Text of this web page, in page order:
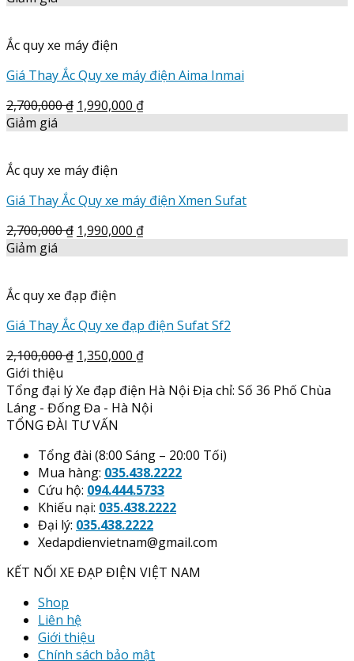
Ắc quy xe máy điện
Giá Thay Ắc Quy xe máy điện Aima Inmai
2,700,000₫ 1,990,000 ₫
Giảm giá
Ắc quy xe máy điện
Giá Thay Ắc Quy xe máy điện Xmen Sufat
2,700,000₫ 1,990,000 ₫
Giảm giá
Ắc quy xe đạp điện
Giá Thay Ắc Quy xe đạp điện Sufat Sf2
2,100,000₫ 1,350,000 ₫
Giới thiệu
Tổng đại lý Xe đạp điện Hà Nội Địa chỉ: Số 36 Phố Chùa
Láng - Đống Đa - Hà Nội
TỔNG ĐÀI TƯ VẤN
Tổng đài (8:00 Sáng – 20:00 Tối)
Mua hàng: 035.438.2222
Cứu hộ: 094.444.5733
Khiếu nại: 035.438.2222
Đại lý: 035.438.2222
Xedapdienvietnam@gmail.com
KẾT NỐI XE ĐẠP ĐIỆN VIỆT NAM
Shop
Liên hệ
Giới thiệu
Chính sách bảo mật